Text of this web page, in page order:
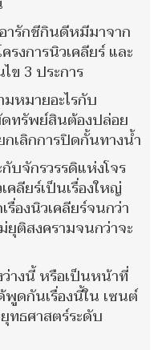
ารักชีกินดีหมีมาจาก
รงการนิวเคลียร์ และ
ข 3 ประการ
หมายอะไรกับ
ดทรัพย์สินต้องปล่อย
เลิกการปิดกั้นทางน้ำ
บจักรวรรดิแห่งโจร
ลียร์เป็นเรื่องใหญ่
องนิวเคลียร์จนกว่า
ติสงครามจนกว่าจะ
างนี้ หรือเป็นหน้าที่
พูดกันเรื่องนี้ใน เซนต์
ทธศาสตร์ระดับ